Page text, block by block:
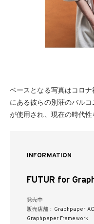
ベースとなる写真はコロ
にある彼らの別荘のバル
が使用され、現在の時代性
INFORMATION
FUTUR for
発売中
販売店舗：Graphpaper
Graphpaper Framework